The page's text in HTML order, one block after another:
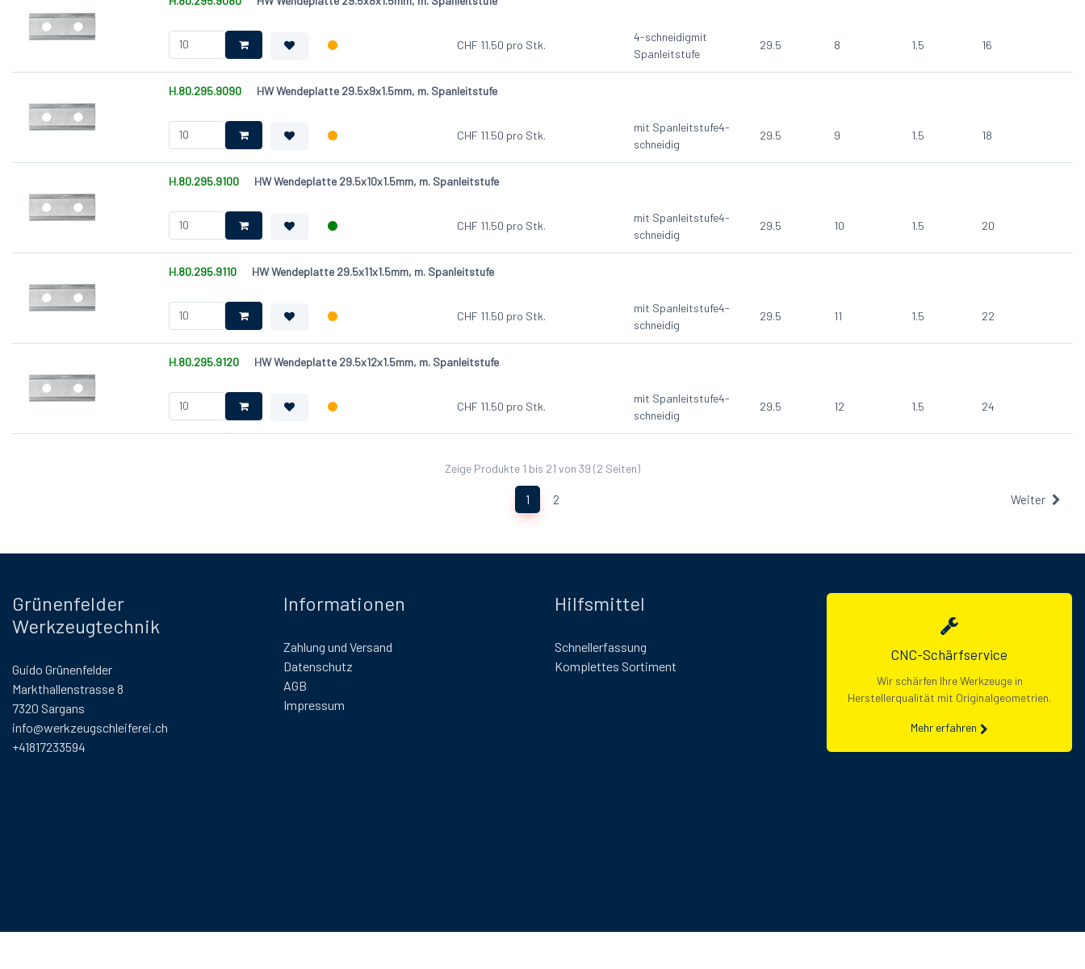
CHF 11.50 pro Stk.
4-schneidigmit
Spanleitstufe
29.5 8 1.5 16
H.80.295.9090 HW Wendeplatte 29.5x9x1.5mm, m. Spanleitstufe
CHF 11.50 pro Stk.
mit Spanleitstufe4-
schneidig
29.5 9 1.5 18
H.80.295.9100 HW Wendeplatte 29.5x10x1.5mm, m. Spanleitstufe
CHF 11.50 pro Stk.
mit Spanleitstufe4-
schneidig
29.5 10 1.5 20
H.80.295.9110 HW Wendeplatte 29.5x11x1.5mm, m. Spanleitstufe
CHF 11.50 pro Stk.
mit Spanleitstufe4-
schneidig
29.5 11 1.5 22
H.80.295.9120 HW Wendeplatte 29.5x12x1.5mm, m. Spanleitstufe
CHF 11.50 pro Stk.
mit Spanleitstufe4-
schneidig
29.5 12 1.5 24
Zeige Produkte 1 bis 21 von 39 (2 Seiten)
1(current)
2 Weiter
Grünenfelder
Werkzeugtechnik
Guido Grünenfelder
Markthallenstrasse 8
7320 Sargans
info@werkzeugschleiferei.ch
+41817233594
Informationen
Zahlung und Versand
Datenschutz
AGB
Impressum
Hilfsmittel
Schnellerfassung
Komplettes Sortiment
CNC-Schärfservice
Wir schärfen Ihre Werkzeuge in
Herstellerqualität mit Originalgeometrien.
Mehr erfahren